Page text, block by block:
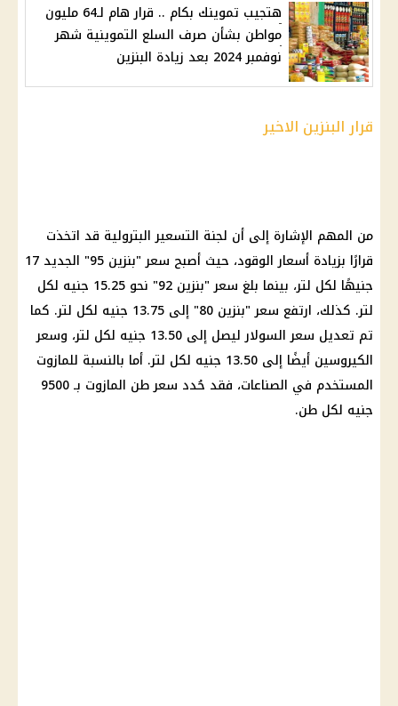
هتجيب تموينك بكام .. قرار هام لـ64 مليون
مواطن بشأن صرف السلع التموينية شهر
نوفمبر 2024 بعد زيادة البنزين
قرار البنزين الاخير
من المهم الإشارة إلى أن لجنة التسعيرالبترولية قد اتخذت
قرارًا بزيادة أسعار الوقود، حيث أصبح سعر "بنزين 95
" الجديد 17
جنيهًا لكل لتر، بينما بلغ سعر "بنزين 92
" نحو 15.25 جنيه لكل
لتر. كذلك، ارتفع سعر "بنزين 80
" إلى 13.75 جنيه لكل لتر. كما
تم تعديل سعر السولار
ليصل إلى 13.50 جنيه لكل لتر، وسعر
الكيروسين أيضًا إلى 13.50 جنيه لكل لتر. أما بالنسبة للمازوت
المستخدم في الصناعات، فقد حُدد سعر طن المازوت
بـ 9500
جنيه لكل طن.